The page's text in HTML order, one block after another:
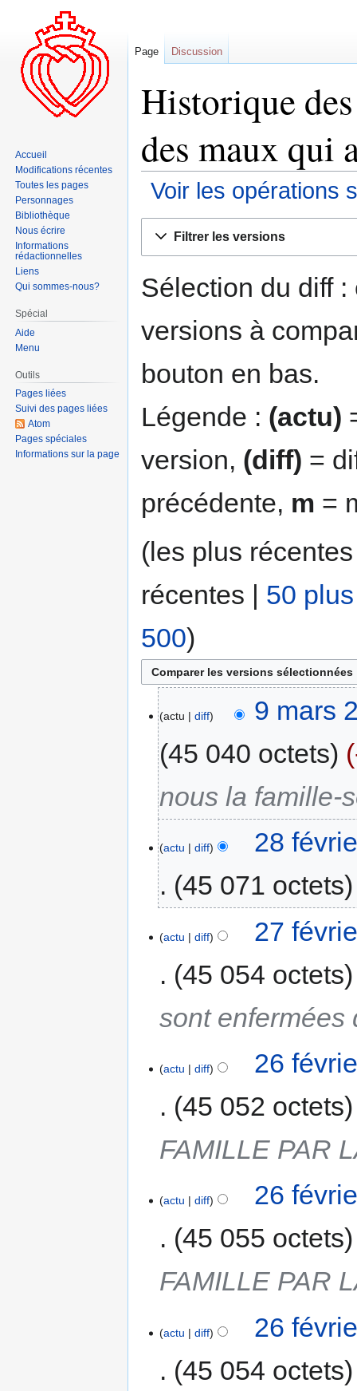
Historique
des maux qui
Voir les opérations
navigation
recherche
Filtrer les versions
Sélection du diff
versions à
bouton en bas.
Légende : (actu)
version, (diff) =
précédente, m =
(les plus
récentes | 50
500)
actu diff
9 mars
45 040 octets
nous la famille-
actu diff
28
45 071 octets
actu diff
27
45 054 octets
sont enfermées
actu diff
26
45 052 octets
FAMILLE PAR
actu diff
26
45 055 octets
FAMILLE PAR
actu diff
26
45 054 octets
Page Discussion
Accueil
Modifications récentes
Toutes les pages
Personnages
Bibliothèque
Nous écrire
Informations
rédactionnelles
Liens
Qui sommes-nous?
Spécial
Aide
Menu
Outils
Pages liées
Suivi des pages liées
Atom
Pages spéciales
Informations sur la page